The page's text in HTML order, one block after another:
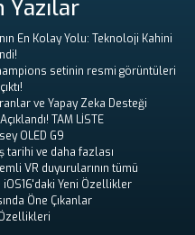
Yazılar
En Kolay Yolu: Teknoloji Kahini
setinin resmi görüntüleri
ve Yapay Zeka Desteği
TAM LİSTE
OLED G9
tarihi ve daha fazlası
VR duyurularının tümü
Yeni Özellikler
Öne Çıkanlar